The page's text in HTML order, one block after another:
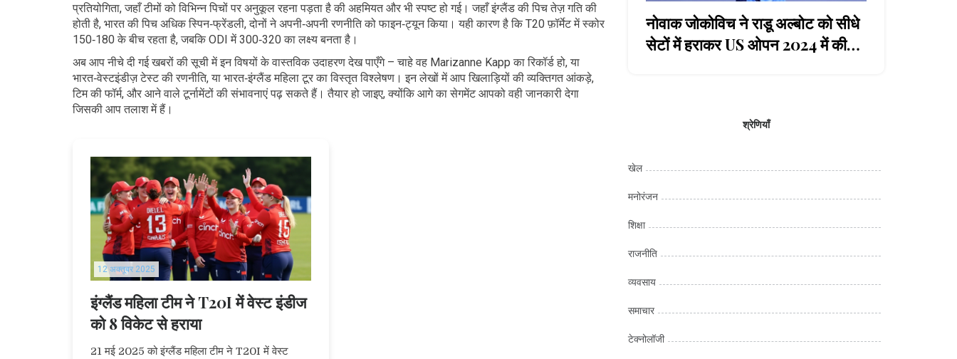
प्रतियोगिता, जहाँ टीमों को विभिन्न पिचों पर अनुकूल रहना पड़ता हैकी अहमियत और भी स्पष्ट हो गई। जहाँ इंग्लैंड की पिच तेज़ गति की
होती है, भारत की पिच अधिक स्पिन‑फ्रेंडली, दोनों ने अपनी‑अपनी रणनीति को फाइन‑ट्यून किया। यही कारण है कि T20 फ़ॉर्मेट में स्कोर
150‑180 के बीच रहता है, जबकि ODI में 300‑320 का लक्ष्य बनता है।
अब आप नीचे दी गई खबरों की सूची में इन विषयों के वास्तविक उदाहरण देख पाएँगे – चाहे वह Marizanne Kapp का रिकॉर्ड हो, या
भारत‑वेस्टइंडीज़ टेस्ट की रणनीति, या भारत‑इंग्लैंड महिला टूर का विस्तृत विश्लेषण। इन लेखों में आप खिलाड़ियों की व्यक्तिगत आंकड़े,
टिम की फॉर्म, और आने वाले टूर्नामेंटों की संभावनाएं पढ़ सकते हैं। तैयार हो जाइए, क्योंकि आगे का सेगमेंट आपको वही जानकारी देगा
जिसकी आप तलाश में हैं।
12 अक्तूबर 2025
इंग्लैंड महिला टीम ने T20I में वेस्ट इंडीज
को 8 विकेट से हराया
21 मई 2025 को इंग्लैंड महिला टीम ने T20I में वेस्ट
नोवाक जोकोविच ने राडू अल्बोट को सीधे
सेटों में हराकर US ओपन 2024 में की
श्रेणियाँ
खेल
मनोरंजन
शिक्षा
राजनीति
व्यवसाय
समाचार
टेक्नोलॉजी